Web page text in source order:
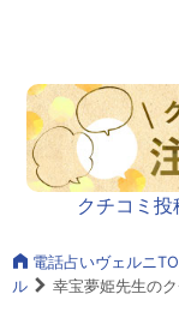
クチコミ
電話占いヴェルニ
ル
幸宝夢姫先生のク